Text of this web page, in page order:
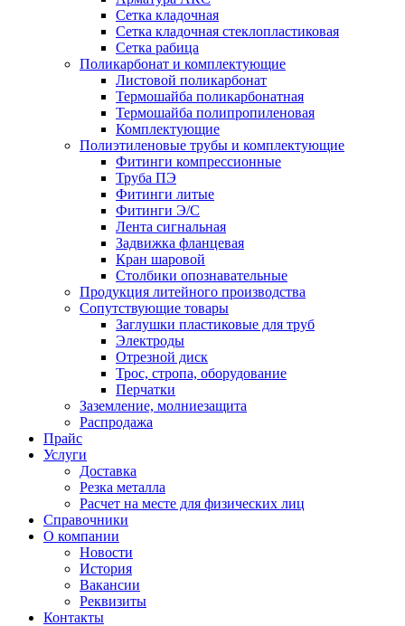
Сетка кладочная
Сетка кладочная стеклопластиковая
Сетка рабица
Поликарбонат и комплектующие
Листовой поликарбонат
Термошайба поликарбонатная
Термошайба полипропиленовая
Комплектующие
Полиэтиленовые трубы и комплектующие
Фитинги компрессионные
Труба ПЭ
Фитинги литые
Фитинги Э/С
Лента сигнальная
Задвижка фланцевая
Кран шаровой
Столбики опознавательные
Продукция литейного производства
Сопутствующие товары
Заглушки пластиковые для труб
Электроды
Отрезной диск
Трос, стропа, оборудование
Перчатки
Заземление, молниезащита
Распродажа
Прайс
Услуги
Доставка
Резка металла
Расчет на месте для физических лиц
Справочники
О компании
Новости
История
Вакансии
Реквизиты
Контакты